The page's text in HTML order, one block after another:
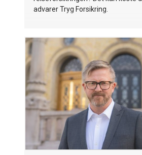
advarer Tryg Forsikring.